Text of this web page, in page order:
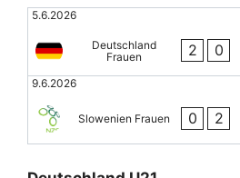
5.6.2026
Deutschland
Frauen
2 0
9.6.2026
Slowenien Frauen 0 2